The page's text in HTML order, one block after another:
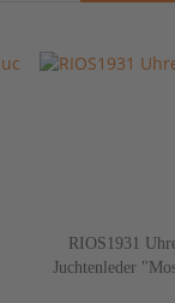
RIOS1931
Juchtenleder